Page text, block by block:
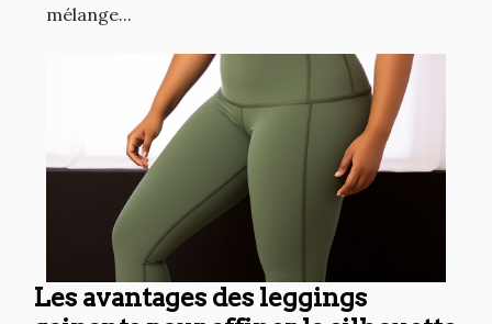
mélange...
Les avantages des leggings